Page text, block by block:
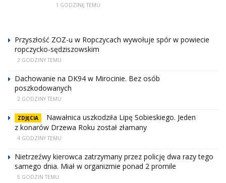
1 GODZINĘ TEMU
Przyszłość ZOZ-u w Ropczycach wywołuje spór w powiecie
ropczycko-sędziszowskim
2 GODZINY TEMU
Dachowanie na DK94 w Mirocinie. Bez osób
poszkodowanych
2 GODZINY TEMU
ZDJĘCIA
Nawałnica uszkodziła Lipę Sobieskiego. Jeden
z konarów Drzewa Roku został złamany
4 GODZINY TEMU
Nietrzeźwy kierowca zatrzymany przez policję dwa razy tego
samego dnia. Miał w organizmie ponad 2 promile
5 GODZIN TEMU